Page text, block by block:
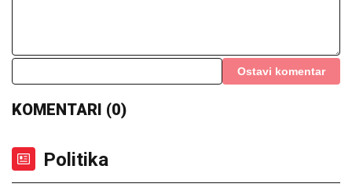
Ostavi komentar
KOMENTARI (0)
Politika